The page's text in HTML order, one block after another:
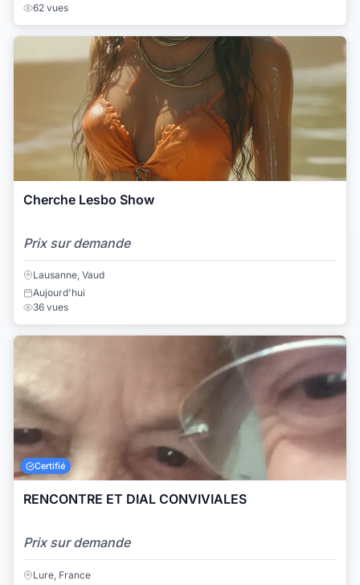
62 vues
Cherche Lesbo Show
Prix sur demande
Lausanne, Vaud
Aujourd'hui
36 vues
Certifié
RENCONTRE ET DIAL CONVIVIALES
Prix sur demande
Lure, France